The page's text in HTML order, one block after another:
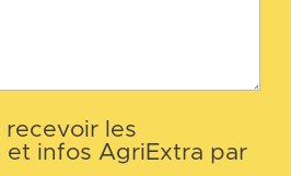
les
et infos AgriExtra par